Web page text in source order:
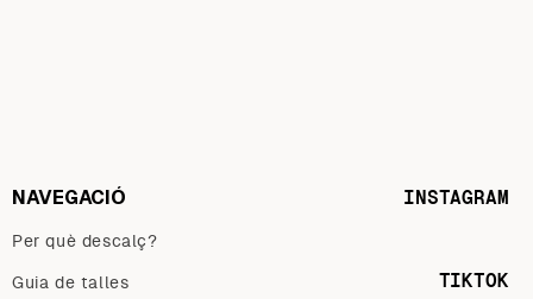
NAVEGACIÓ
Per què descalç?
Guia de talles
INSTAGRAM
TIKTOK